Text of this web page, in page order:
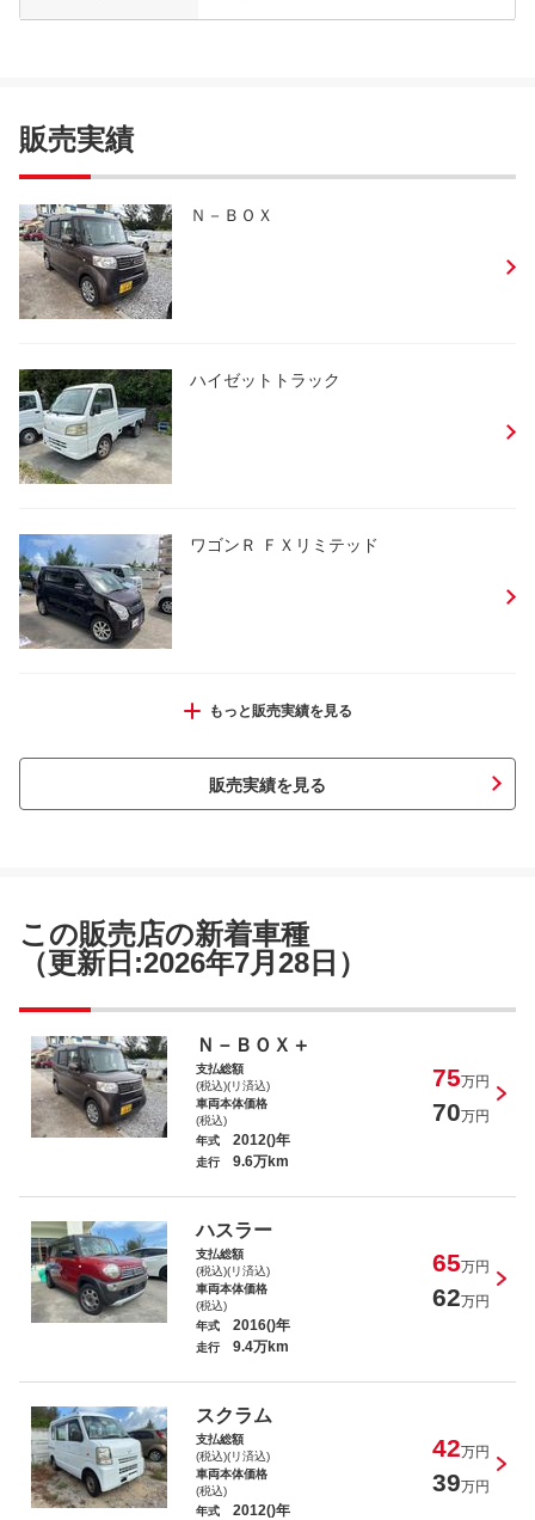
販売実績
Ｎ－ＢＯＸ
ハイゼットトラック
ワゴンＲ ＦＸリミテッド
ムーヴコンテ Ｌ
Ｎ－ＷＧＮカスタム Ｇ
もっと販売実績を見る
販売実績を見る
この販売店の新着車種
（更新日:2026年7月28日）
Ｎ－ＢＯＸ＋
支払総額
(税込)(リ済込)
75万円
車両本体価格
(税込)
70万円
年式 2012()年
走行 9.6万km
ハスラー
支払総額
(税込)(リ済込)
65万円
車両本体価格
(税込)
62万円
年式 2016()年
走行 9.4万km
スクラム
支払総額
(税込)(リ済込)
42万円
車両本体価格
(税込)
39万円
年式 2012()年